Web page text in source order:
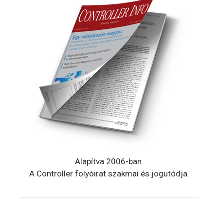
Alapítva 2006-ban.
A Controller folyóirat szakmai és jogutódja.